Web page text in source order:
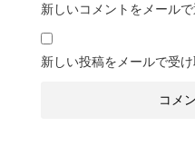
新しいコメントをメール
新しい投稿をメールで受け